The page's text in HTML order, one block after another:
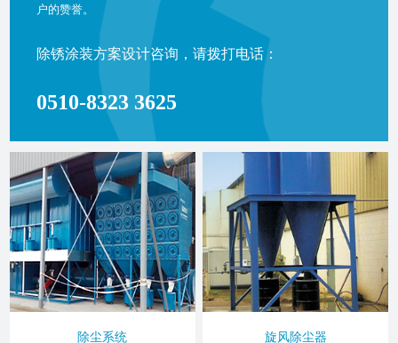
户的赞誉。
除锈涂装方案设计咨询，请拨打电话：
0510-8323 3625
除尘系统 旋风除尘器